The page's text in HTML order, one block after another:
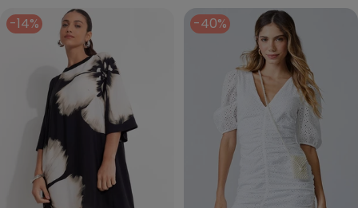
-14% -40%